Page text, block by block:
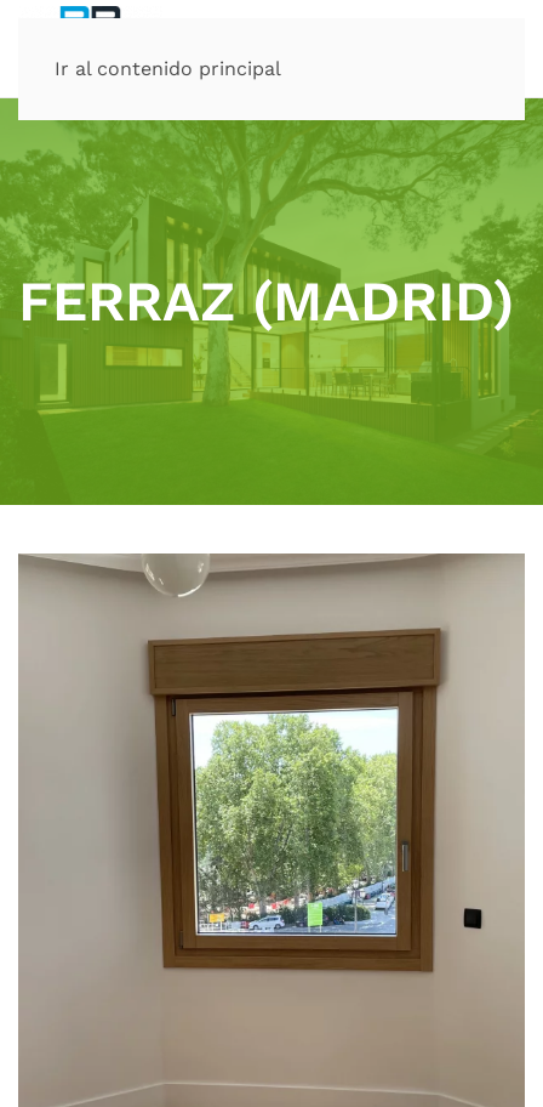
Ir al contenido principal
FERRAZ (MADRID)
Ampliar